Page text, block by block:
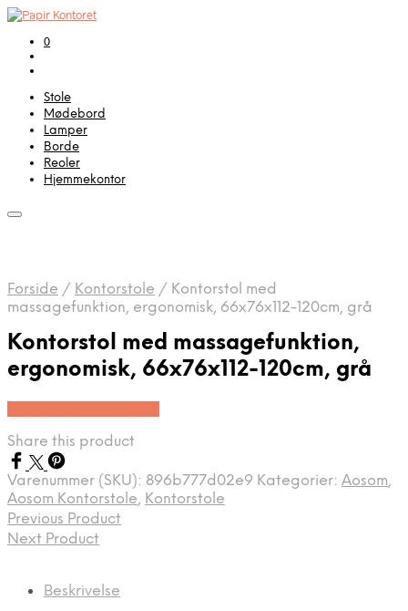
0
Stole
Mødebord
Lamper
Borde
Reoler
Hjemmekontor
Forside / Kontorstole / Kontorstol med
massagefunktion, ergonomisk, 66x76x112-120cm, grå
Kontorstol med massagefunktion,
ergonomisk, 66x76x112-120cm, grå
Share this product
Varenummer (SKU): 896b777d02e9 Kategorier: Aosom,
Aosom Kontorstole, Kontorstole
Previous Product
Next Product
Beskrivelse